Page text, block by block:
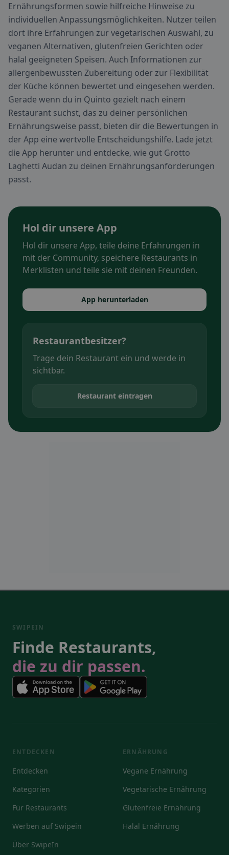
Ernährungsformen sowie hilfreiche Hinweise zu
individuellen Anpassungsmöglichkeiten. Nutzer teilen
dort ihre Erfahrungen zur vegetarischen Auswahl, zu
veganen Alternativen, glutenfreien Gerichten oder
halal geeigneten Speisen. Auch Informationen zur
allergenbewussten Zubereitung oder zur Flexibilität
der Küche können bewertet und eingesehen werden.
Gerade wenn du in Quinto gezielt nach einem
Restaurant suchst, das zu deiner persönlichen
Ernährungsweise passt, bieten dir die Bewertungen in
der App eine wertvolle Entscheidungshilfe. Lade jetzt
die App herunter und entdecke, wie gut Grotto
Laghetti Audan zu deinen Ernährungsanforderungen
passt.
Hol dir unsere App
Hol dir unsere App, teile deine Erfahrungen in
mit der Community, speichere Restaurants in
Merklisten und teile sie mit deinen Freunden.
App herunterladen
Restaurantbesitzer?
Trage dein Restaurant ein und werde in
sichtbar.
Restaurant eintragen
SWIPEIN
Finde Restaurants,
die zu dir passen.
ENTDECKEN
Entdecken
Kategorien
Für Restaurants
Werben auf Swipein
Über SwipeIn
ERNÄHRUNG
Vegane Ernährung
Vegetarische Ernährung
Glutenfreie Ernährung
Halal Ernährung